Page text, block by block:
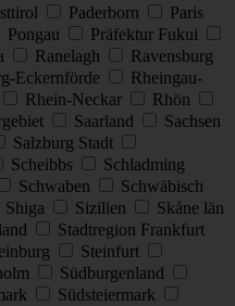
Paderborn
Paris
Pongau
Präfektur Fukui
Ranelagh
Ravensburg
Eckernförde
Rheingau-
Rhein-Neckar
Rhön
Saarland
Sachsen
Salzburg Stadt
Scheibbs
Schladming
Schwaben
Schwäbisch
Shiga Sizilien
Skåne län
Stadtregion Frankfurt
Steinfurt
Südburgenland
Südsteiermark